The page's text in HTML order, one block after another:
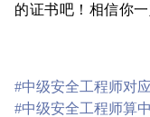
的证书吧！相信你
#中级安全工程师对
#中级安全工程师算